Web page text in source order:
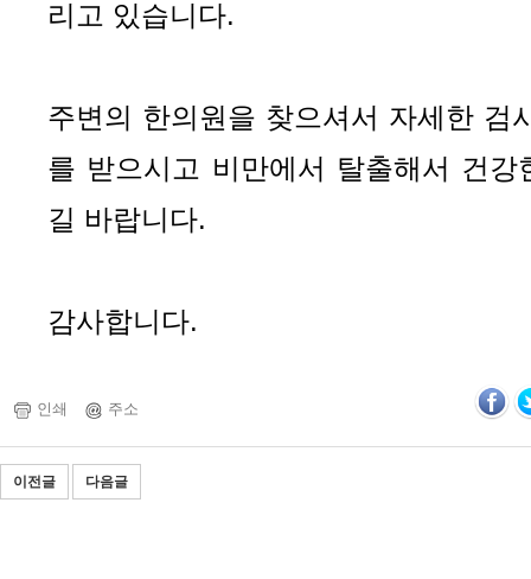
리고 있습니다.
주변의 한의원을 찾으셔서 자세한 검
를 받으시고 비만에서 탈출해서 건강
길 바랍니다.
감사합니다.
인쇄 주소
이전글 다음글